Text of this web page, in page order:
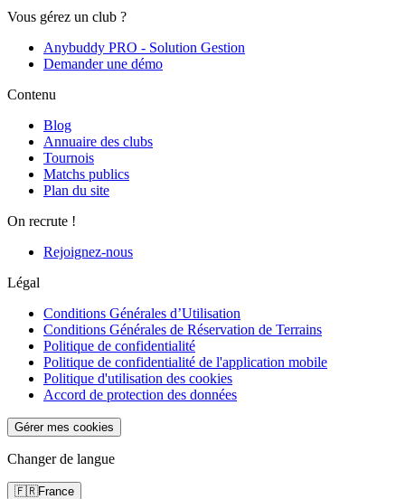
Vous gérez un club ?
Anybuddy PRO - Solution Gestion
Demander une démo
Contenu
Blog
Annuaire des clubs
Tournois
Matchs publics
Plan du site
On recrute !
Rejoignez-nous
Légal
Conditions Générales d’Utilisation
Conditions Générales de Réservation de Terrains
Politique de confidentialité
Politique de confidentialité de l'application mobile
Politique d'utilisation des cookies
Accord de protection des données
Gérer mes cookies
Changer de langue
🇫🇷France